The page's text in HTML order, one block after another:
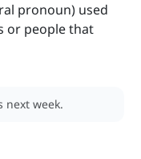
pronoun) used
or people that
next week.